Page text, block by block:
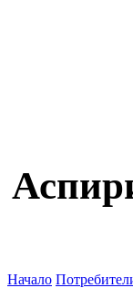
Начало